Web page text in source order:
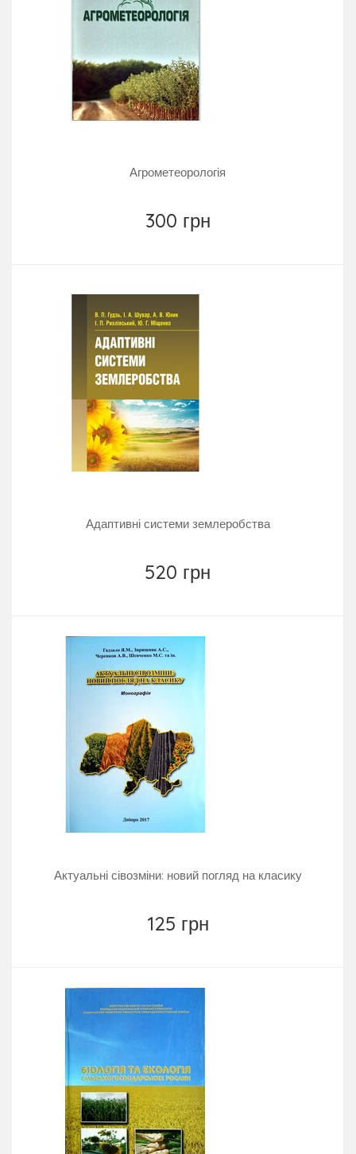
Агрометеорологія
300 грн
Адаптивні системи землеробства
520 грн
Актуальні сівозміни: новий погляд на класику
125 грн